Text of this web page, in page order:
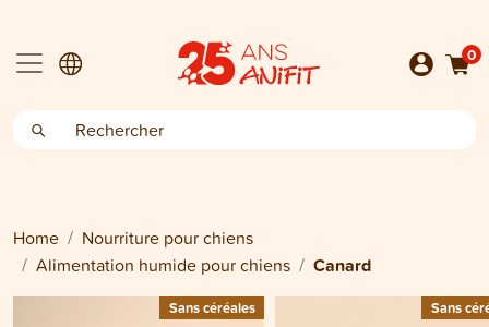
0
Home
Nourriture pour chiens
Alimentation humide pour chiens
Canard
Sans céréales Sans